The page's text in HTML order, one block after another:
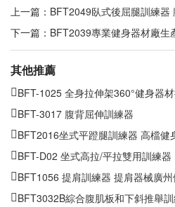
上一篇： BFT2049臥式後屈腿訓練器
下一篇： BFT2039專業健身器材廠生
其他推薦
BFT-1025 全身拉伸架360°健身器
BFT-3017 腹背屈伸訓練器
BFT2016坐式平蹬腿訓練器 高檔健身
BFT-D02 坐式高拉/平拉雙用訓練器
BFT1056 提肩訓練器 提肩器械廣州健
BFT3032B綜合腹肌板和下斜推舉